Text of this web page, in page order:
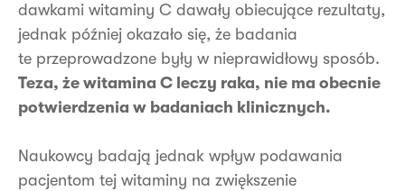
dawkami witaminy C dawały obiecujące rezultaty,
jednak później okazało się, że badania
te przeprowadzone były w nieprawidłowy sposób.
Teza, że witamina C leczy raka, nie ma obecnie
potwierdzenia w badaniach klinicznych.
Naukowcy badają jednak wpływ podawania
pacjentom tej witaminy na zwiększenie